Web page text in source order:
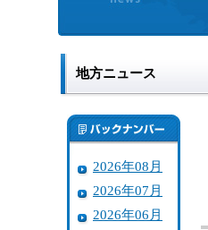
地方ニュース
2026年08月
2026年07月
2026年06月